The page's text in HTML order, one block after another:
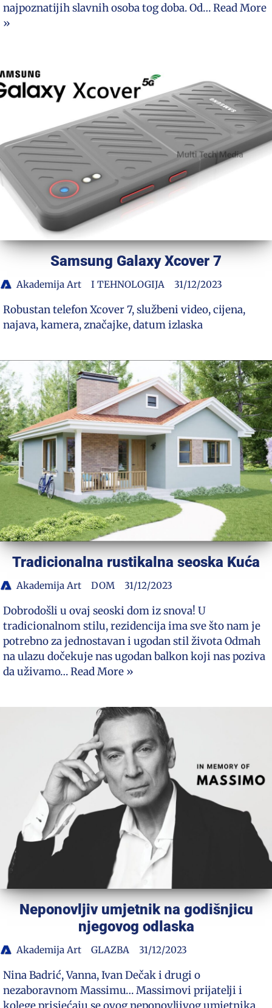
najpoznatijih slavnih osoba tog doba. Od…Read More
»
Samsung Galaxy Xcover 7
Akademija Art I TEHNOLOGIJA 31/12/2023
Robustan telefon Xcover 7, službeni video, cijena,
najava, kamera, značajke, datum izlaska
Tradicionalna rustikalna seoska Kuća
Akademija Art DOM 31/12/2023
Dobrodošli u ovaj seoski dom iz snova! U
tradicionalnom stilu, rezidencija ima sve što nam je
potrebno za jednostavan i ugodan stil života Odmah
na ulazu dočekuje nas ugodan balkon koji nas poziva
da uživamo…Read More »
Neponovljiv umjetnik na godišnjicu
njegovog odlaska
Akademija Art GLAZBA 31/12/2023
Nina Badrić, Vanna, Ivan Dečak i drugi o
nezaboravnom Massimu… Massimovi prijatelji i